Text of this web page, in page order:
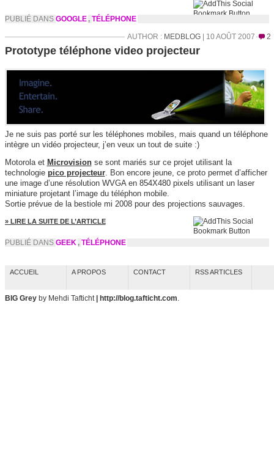
PUBLIÉ DANS GOOGLE , TÉLÉPHONE
AUTHOR : MEDBLOG| 10 AOÛT 2007 2
Prototype téléphone video projecteur
Je ne suis pas porté sur les téléphones mobiles, mais quand un téléphone
intègre un vidéo projecteur, j’en veux un tout de suite :)
Motorola et Microvisionse sont mariés sur ce projet utilisant la
technologie pico projecteur. Bon encore jeune, ce proto permet d’afficher
une image d’une résolution WVGA en 854X480 pixels utilisant un laser
miniature projetant l’image du téléphon mobile.
Sortie prévue de la bestiole mi 2008 pour des projections sauvages.
» LIRE LA SUITE DE L’ARTICLE
PUBLIÉ DANS GEEK , TÉLÉPHONE
ACCUEIL A PROPOS CONTACT RSS ARTICLES
BIG Grey by Mehdi Tafticht | http://blog.tafticht.com.